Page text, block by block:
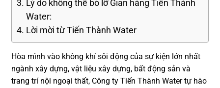
Lý do không thể bỏ lỡ Gian hàng Tiến Thành
Water:
Lời mời từ Tiến Thành Water
Hòa mình vào không khí sôi động của sự kiện lớn nhất
ngành xây dựng, vật liệu xây dựng, bất động sản và
trang trí nội ngoại thất, Công ty Tiến Thành Water tự hào